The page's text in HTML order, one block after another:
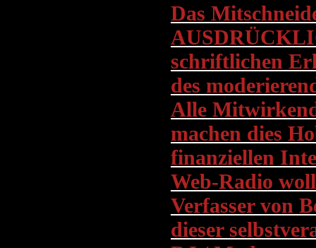
Das
schriftlichen
des
Alle
machen dies
finanziellen
Web-Radio
Verfasser von
dieser